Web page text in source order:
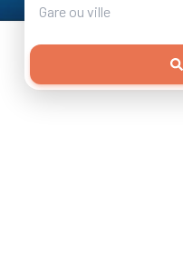
Gare ou ville